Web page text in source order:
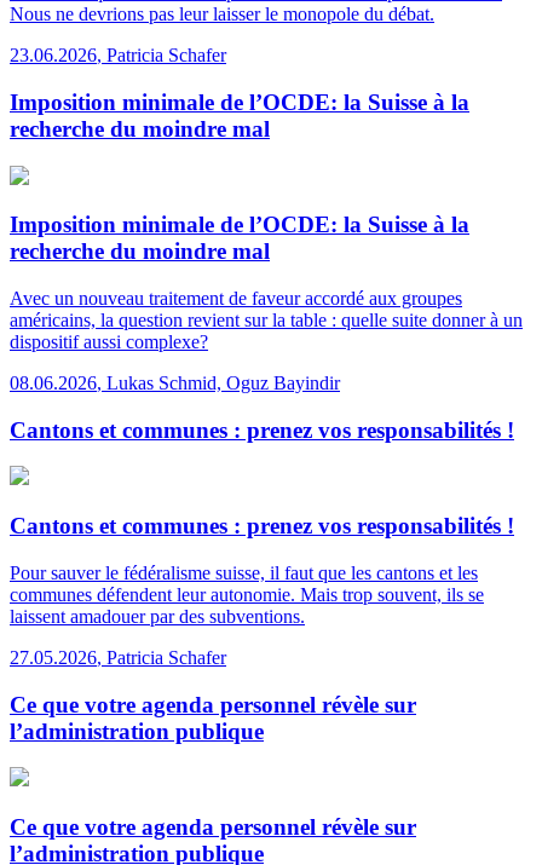
Nous ne devrions pas leur laisser le monopole du débat.
23.06.2026, Patricia Schafer
Imposition minimale de l’OCDE: la Suisse à la
recherche du moindre mal
Imposition minimale de l’OCDE: la Suisse à la
recherche du moindre mal
Avec un nouveau traitement de faveur accordé aux groupes
américains, la question revient sur la table : quelle suite donner à un
dispositif aussi complexe?
08.06.2026, Lukas Schmid, Oguz Bayindir
Cantons et communes : prenez vos responsabilités !
Cantons et communes : prenez vos responsabilités !
Pour sauver le fédéralisme suisse, il faut que les cantons et les
communes défendent leur autonomie. Mais trop souvent, ils se
laissent amadouer par des subventions.
27.05.2026, Patricia Schafer
Ce que votre agenda personnel révèle sur
l’administration publique
Ce que votre agenda personnel révèle sur
l’administration publique